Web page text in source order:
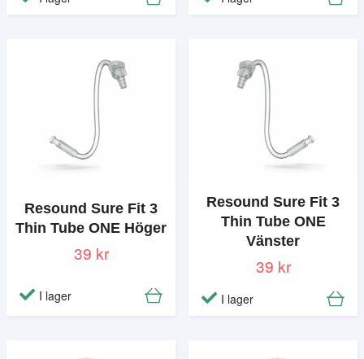
Resound Sure Fit 3
Thin Tube ONE Höger
39 kr
I lager
Resound Sure Fit 3
Thin Tube ONE
Vänster
39 kr
I lager